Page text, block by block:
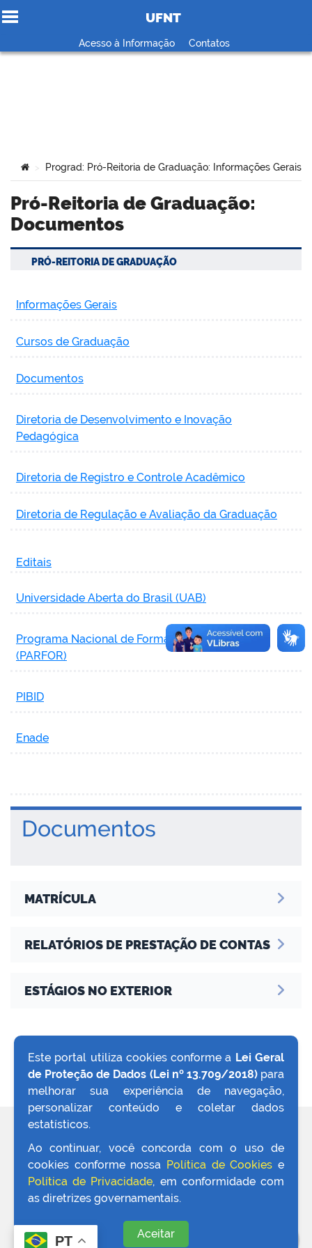
Ir para o conteúdo
UFNT
Acesso à Informação Contatos
Você está aqui:
> Prograd: Pró-Reitoria de Graduação: Informações Gerais
Pró-Reitoria de Graduação:
Documentos
PRÓ-REITORIA DE GRADUAÇÃO
Informações Gerais
Cursos de Graduação
Documentos
Diretoria de Desenvolvimento e Inovação
Pedagógica
Diretoria de Registro e Controle Acadêmico
Diretoria de Regulação e Avaliação da Graduação
Editais
Universidade Aberta do Brasil (UAB)
Programa Nacional de Formação de Professores
(PARFOR)
PIBID
Enade
Documentos
MATRÍCULA
RELATÓRIOS DE PRESTAÇÃO DE CONTAS
ESTÁGIOS NO EXTERIOR
VOLTAR AO TOPO
Este portal utiliza cookies conforme a Lei Geral
de Proteção de Dados (Lei nº 13.709/2018)para
melhorar sua experiência de navegação,
personalizar conteúdo e coletar dados
estatísticos.
Ao continuar, você concorda com o uso de
cookies conforme nossa Política de Cookies e
Política de Privacidade, em conformidade com
as diretrizes governamentais.
Aceitar
PT